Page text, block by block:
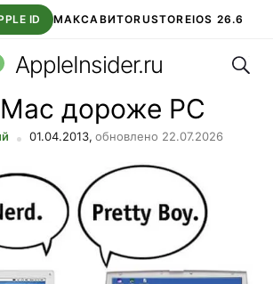
ID МАКСАВИТОRUSTOREIOS 26.6
ВТБ ОНЛАЙН ЧАТ В ROBLOX
AppleInsider.ru
дороже PC
01.04.2013, обновлено 22.07.2026